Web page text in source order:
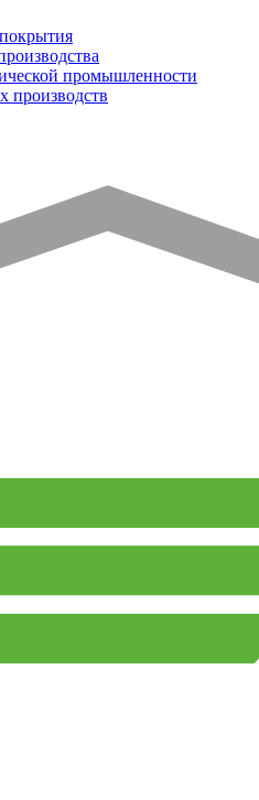
промышленности
производств